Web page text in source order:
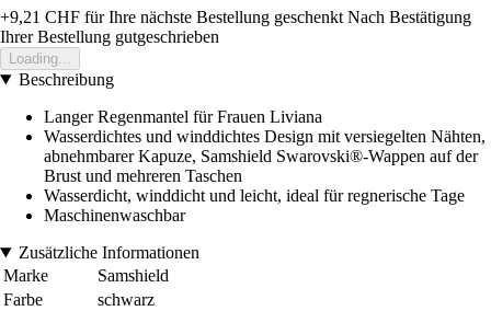
+9,21 CHF für Ihre nächste Bestellung geschenkt Nach Bestätigung
Ihrer Bestellung gutgeschrieben
Loading...
Beschreibung
Langer Regenmantel für Frauen Liviana
Wasserdichtes und winddichtes Design mit versiegelten Nähten,
abnehmbarer Kapuze, Samshield Swarovski®-Wappen auf der
Brust und mehreren Taschen
Wasserdicht, winddicht und leicht, ideal für regnerische Tage
Maschinenwaschbar
Zusätzliche Informationen
Marke
Samshield
Farbe
schwarz